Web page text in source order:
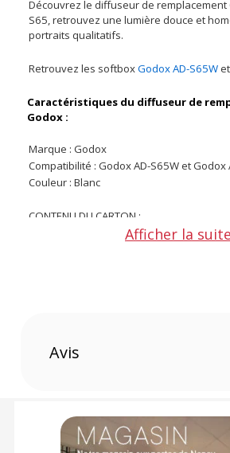
Découvrez le diffuseur de remplacement
S65, retrouvez une lumière douce et
portraits qualitatifs.
Retrouvez les softboxGodox AD-S65Wet
Caractéristiques du diffuseur de
Godox :
Marque : Godox
Compatibilité : Godox AD-S65W et Godox
Couleur : Blanc
CONTENU DU CARTON :
1x Godox diffuseur de remplacement
(1) Nombre de points Fidélité estimés, hors
Afficher la suite
Avis